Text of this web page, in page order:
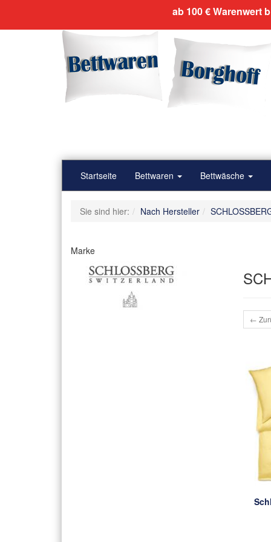
Startseite Bettwaren Bettwäsche
Sie sind hier: Nach Hersteller
Marke
←
ab 100 € Warenwert